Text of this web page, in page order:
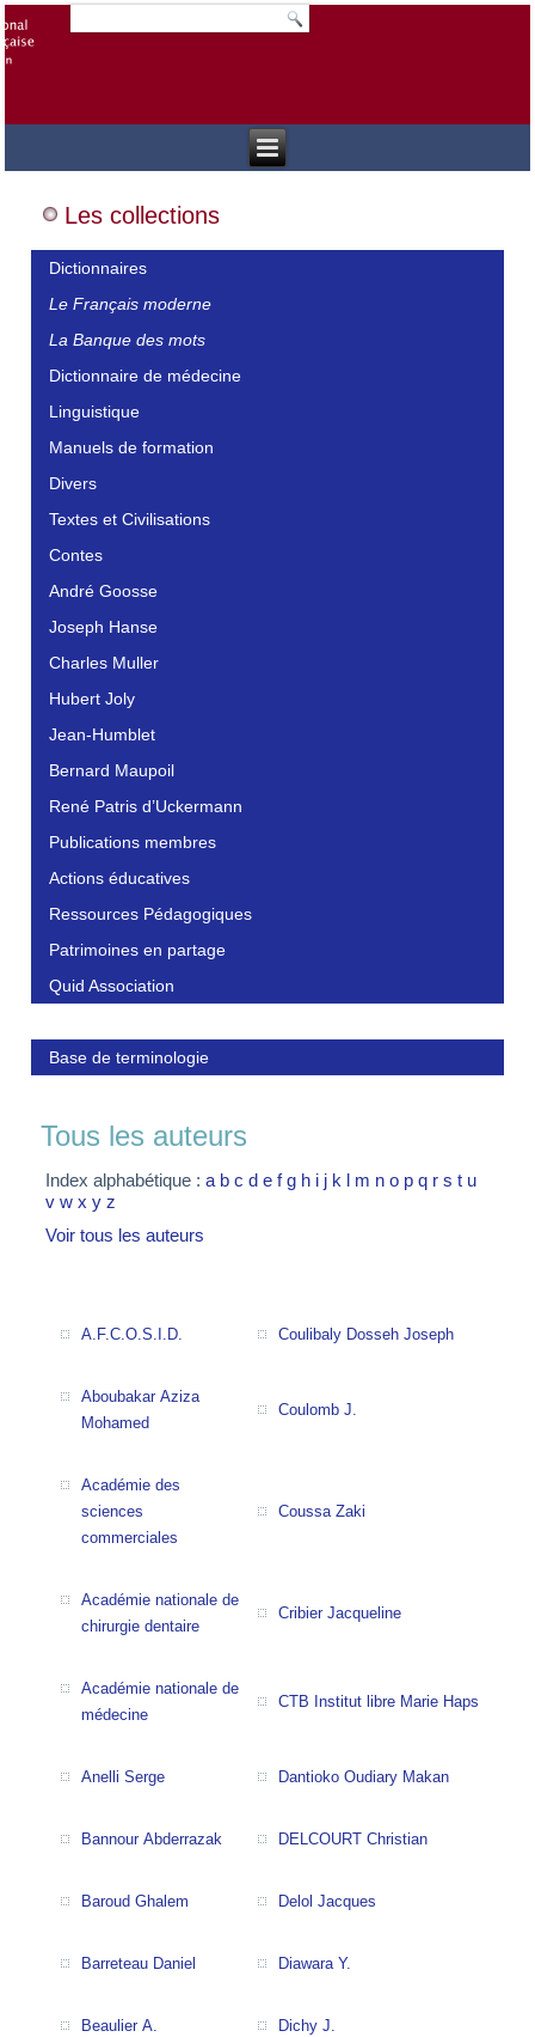
Les collections
Dictionnaires
Le Français moderne
La Banque des mots
Dictionnaire de médecine
Linguistique
Manuels de formation
Divers
Textes et Civilisations
Contes
André Goosse
Joseph Hanse
Charles Muller
Hubert Joly
Jean-Humblet
Bernard Maupoil
René Patris d’Uckermann
Publications membres
Actions éducatives
Ressources Pédagogiques
Patrimoines en partage
Quid Association
Base de terminologie
Tous les auteurs
Index alphabétique :a b c d e f g h i j k m n o p q r s t u
v w x y z
Voir tous les auteurs
A.F.C.O.S.I.D. Coulibaly Dosseh Joseph
Aboubakar Aziza
Mohamed
Coulomb J.
Académie des
sciences
commerciales
Coussa Zaki
Académie nationale de
chirurgie dentaire
Cribier Jacqueline
Académie nationale de
médecine
CTB Institut libre Marie Haps
Anelli Serge Dantioko Oudiary Makan
Bannour Abderrazak DELCOURT Christian
Baroud Ghalem Delol Jacques
Barreteau Daniel Diawara Y.
Beaulier A. Dichy J.